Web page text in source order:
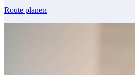
Route planen